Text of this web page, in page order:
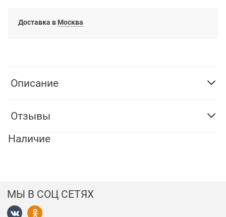
Доставка в Москва
Описание
Отзывы
Наличие
МЫ В СОЦ СЕТЯХ